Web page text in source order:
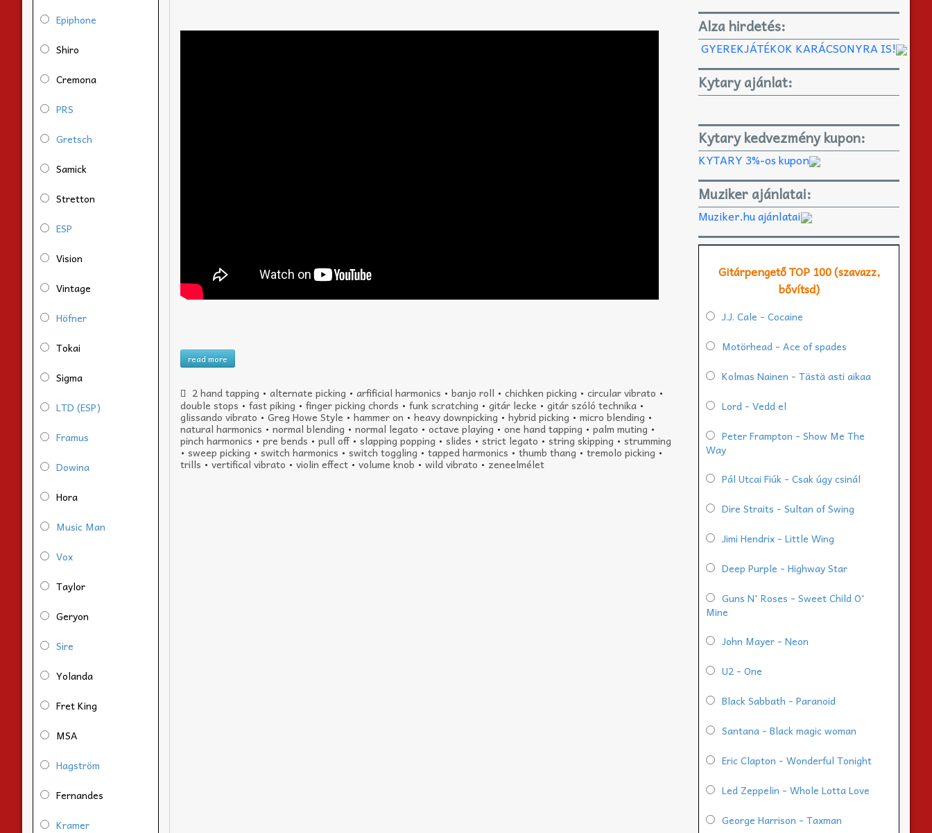
read more
2 hand tapping • alternate picking • arfificial harmonics • banjo roll • chichken picking • circular vibrato •
double stops •fast piking •finger picking chords •funk scratching •gitár lecke •gitár szóló technika •
glissando vibrato •Greg Howe Style •hammer on •heavy downpicking •hybrid picking •micro blending •
natural harmonics •normal blending •normal legato •octave playing •one hand tapping •palm muting •
pinch harmonics •pre bends •pull off•slapping popping •slides •strict legato •string skipping •strumming
•sweep picking •switch harmonics •switch toggling •tapped harmonics •thumb thang •tremolo picking •
trills •vertifical vibrato •violin effect •volume knob •wild vibrato • zeneelmélet
Epiphone
Shiro
Cremona
PRS
Gretsch
Samick
Stretton
ESP
Vision
Vintage
Höfner
Tokai
Sigma
LTD (ESP)
Framus
Dowina
Hora
Music Man
Vox
Taylor
Geryon
Sire
Yolanda
Fret King
MSA
Hagström
Fernandes
Kramer
Alza hirdetés:
GYEREKJÁTÉKOK KARÁCSONYRA IS!
Kytary ajánlat:
Kytary kedvezmény kupon:
KYTARY 3%-os kupon
Muziker ajánlatai:
Muziker.hu ajánlatai
Gitárpengető TOP 100 (szavazz,
bővítsd)
J.J. Cale - Cocaine
Motörhead - Ace of spades
Kolmas Nainen - Tästä asti aikaa
Lord - Vedd el
Peter Frampton - Show Me The
Way
Pál Utcai Fiúk - Csak úgy csinál
Dire Straits - Sultan of Swing
Jimi Hendrix - Little Wing
Deep Purple - Highway Star
Guns N' Roses - Sweet Child O'
Mine
John Mayer - Neon
U2 - One
Black Sabbath - Paranoid
Santana - Black magic woman
Eric Clapton - Wonderful Tonight
Led Zeppelin - Whole Lotta Love
George Harrison - Taxman